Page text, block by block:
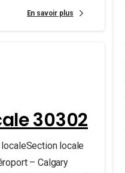
En savoir plus
30302
locale
– Calgary